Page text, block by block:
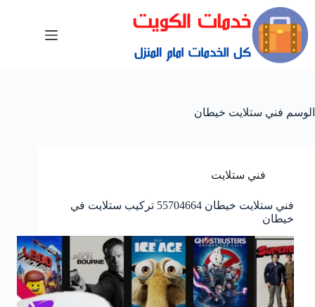
الوسم فني ستلايت خيطان
فني ستلايت
فني ستلايت خيطان 55704664 تركيب ستلايت في
خيطان